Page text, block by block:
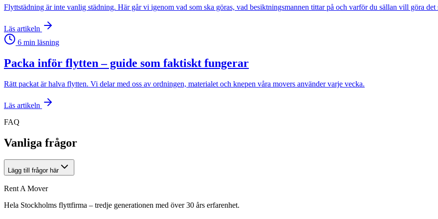
Flyttstädning är inte vanlig städning. Här går vi igenom vad som ska göras, vad besiktningsmannen tittar på och varför du sällan vill göra det
Läs artikeln
6 min läsning
Packa inför flytten – guide som faktiskt fungerar
Rätt packat är halva flytten. Vi delar med oss av ordningen, materialet och knepen våra movers använder varje vecka.
Läs artikeln
FAQ
Vanliga frågor
Lägg till frågor här
Rent A Mover
Hela Stockholms flyttfirma – tredje generationen med över 30 års erfarenhet.